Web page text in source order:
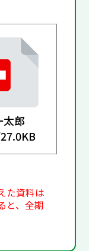
太郎
27.0KB
た資料は
と、全期